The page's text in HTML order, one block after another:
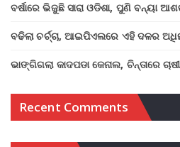
ବର୍ଷାରେ ଭିଜୁଛି ସାରା ଓଡିଶା, ପୁଣି ବନ୍ୟା
ବଢିଲା ଚର୍ଚ୍ଚା, ଆଇପିଏଲରେ ଏହି ଦଳର
ଭାଙ୍ଗିଗଲା କାଦପଡା କେନାଲ, ଚିନ୍ତାରେ ଚାଷୀ
Recent Comments